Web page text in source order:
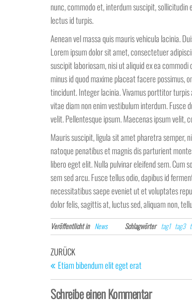
nunc, commodo et, interdum suscipit, sollicitudin
lectus id turpis.
Aenean vel massa quis mauris vehicula lacinia.
Lorem ipsum dolor sit amet, consectetuer
suscipit laboriosam, nisi ut aliquid ex ea
minus id quod maxime placeat facere possimus,
tincidunt. Integer lacinia. Vivamus porttitor turpis
vitae diam non enim vestibulum interdum. Fusce
velit. Pellentesque ipsum. Maecenas ipsum
Mauris suscipit, ligula sit amet pharetra semper,
natoque penatibus et magnis dis parturient
libero eget elit. Nulla pulvinar eleifend sem.
sem sed arcu. Fusce tellus odio, dapibus id
necessitatibus saepe eveniet ut et voluptates
dolor felis, sagittis at, luctus sed, aliquam non,
Veröffentlicht in News Schlagwörter tag1 tag3
Beitragsnavigation
Vorheriger
Beitrag
ZURÜCK
Etiam bibendum elit eget erat
Schreibe einen Kommentar